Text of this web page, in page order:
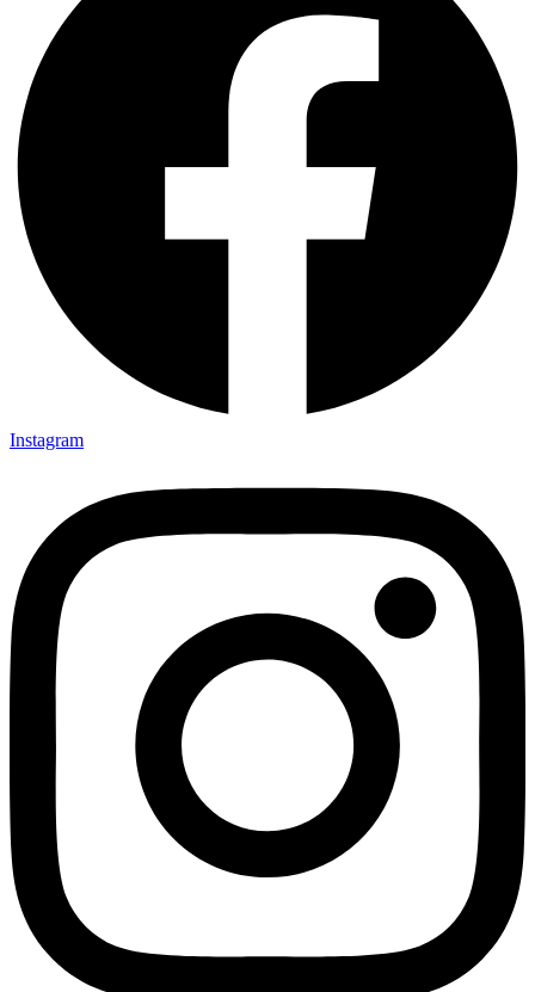
Instagram